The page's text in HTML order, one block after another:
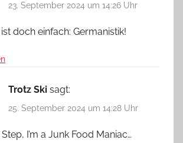
23. September 2024 um 14:26 Uhr
doch einfach: Germanistik!
Trotz Ski sagt:
25. September 2024 um 14:28 Uhr
I’m a Junk Food Maniac…